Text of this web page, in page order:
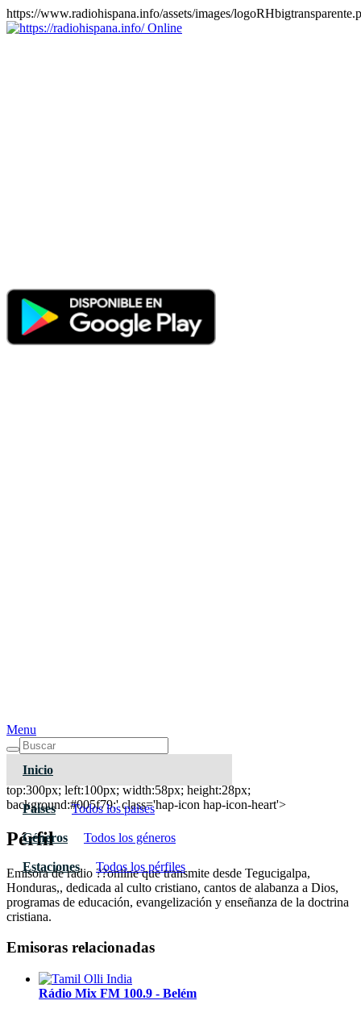
https://www.radiohispana.info/assets/images/
Online
Menu
Inicio
Paises Todos los paises
Géneros Todos los géneros
Estaciones Todos los pérfiles
La Voz de Suyapa 910 AM - Tegucigalpa
top:300px; left:100px; width:58px; height:28px;
background:#005f79;' class='hap-icon hap-icon-heart'>
Pérfil
Emisora de radio ??online que transmite desde Tegucigalpa,
Honduras,, dedicada al culto cristiano, cantos de alabanza a Dios,
programas de educación, evangelización y enseñanza de la doctrina
cristiana.
Emisoras relacionadas
Rádio Mix FM 100.9 - Belém